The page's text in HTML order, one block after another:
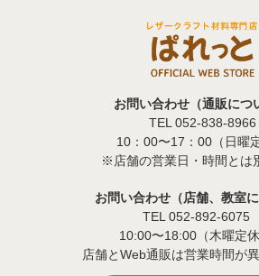
お問い合わせ（通販につ
TEL 052-838-8966
10：00〜17：00（日曜定
※店舗の営業日・時間とは
お問い合わせ（店舗、教室に
TEL 052-892-6075
10:00〜18:00（木曜定休
店舗とWeb通販は営業時間が異